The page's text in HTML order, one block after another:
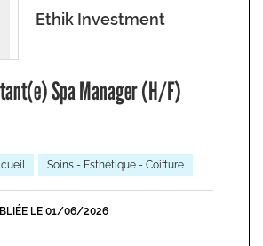
Ethik Investment
Spa Manager (H/F)
Soins - Esthétique - Coiffure
LE 01/06/2026